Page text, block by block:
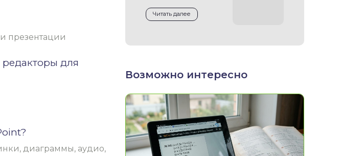
презентации
для
диаграммы, аудио,
Читать далее
Возможно интересно